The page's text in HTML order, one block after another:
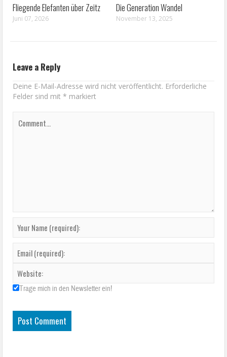
Fliegende Elefanten über Zeitz
Juni 07, 2026
Die Generation Wandel
November 13, 2025
Leave a Reply
Deine E-Mail-Adresse wird nicht veröffentlicht. Erforderliche
Felder sind mit* markiert
Trage mich in den Newsletter ein!